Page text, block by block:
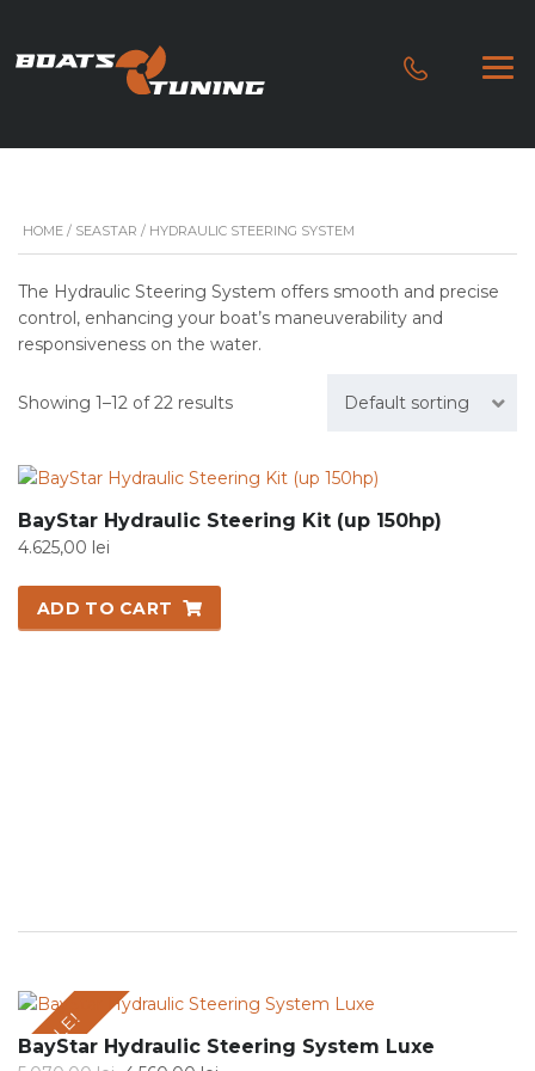
HOME / SEASTAR / HYDRAULIC STEERING SYSTEM
The Hydraulic Steering System offers smooth and precise
control, enhancing your boat’s maneuverability and
responsiveness on the water.
Showing 1–12 of 22 results Default sorting
BayStar Hydraulic Steering Kit (up 150hp)
4.625,00 lei
ADD TO CART
SALE!
BayStar Hydraulic Steering System Luxe